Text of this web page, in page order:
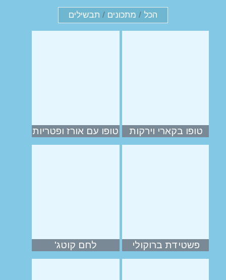
הכל / מתכונים / תבשילים
טופו בקארי וירקות טופו עם אורז ופטריות
פשטידת ברוקולי לחם קוטג'